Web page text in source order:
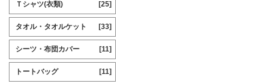
Ｔシャツ(衣類) [25]
タオル・タオルケット [33]
シーツ・布団カバー [11]
トートバッグ [11]